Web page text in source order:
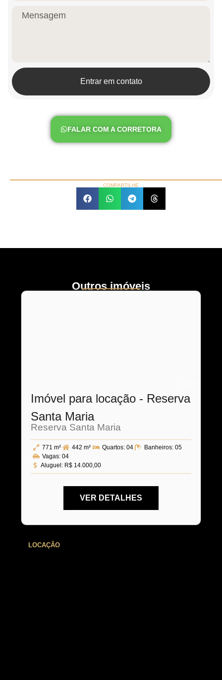
Entrar em contato
FALAR COM A CORRETORA
COMPARTILHE
Outros imóveis
LOCAÇÃO
Imóvel para locação - Reserva
Santa Maria
Reserva Santa Maria
771 m² 442 m² Quartos: 04 Banheiros: 05
Vagas: 04
Aluguel: R$ 14.000,00
VER DETALHES